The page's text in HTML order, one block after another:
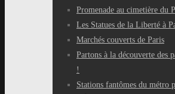
Promenade au cimetière du
Les Statues de la Liberté à
Marchés couverts de Paris
Partons à la découverte des
!
Stations fantômes du métro